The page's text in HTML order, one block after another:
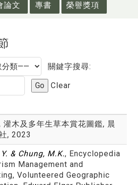
論文 專書 榮譽獎項
關鍵字搜尋:
Go Clear
灌木及多年生草本賞花圖鑑, 晨
, 2023
& Chung, M.K., Encyclopedia
Management and
Volunteered Geographic